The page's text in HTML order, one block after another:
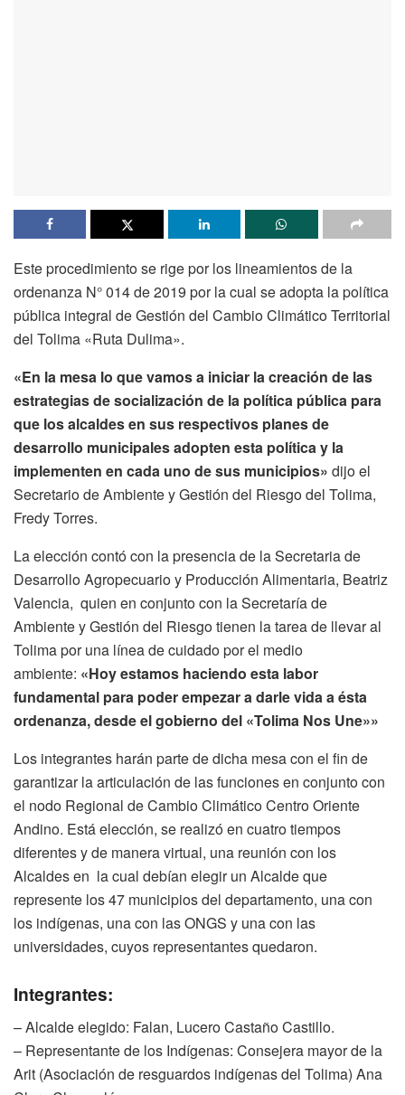
Este procedimiento se rige por los lineamientos de la
ordenanza N° 014 de 2019 por la cual se adopta la política
pública integral de Gestión del Cambio Climático Territorial
del Tolima «Ruta Dulima».
«En la mesa lo que vamos a iniciar la creación de las
estrategias de socialización de la política pública para
que los alcaldes en sus respectivos planes de
desarrollo municipales adopten esta política y la
implementen en cada uno de sus municipios» dijo el
Secretario de Ambiente y Gestión del Riesgo del Tolima,
Fredy Torres.
La elección contó con la presencia de la Secretaria de
Desarrollo Agropecuario y Producción Alimentaria, Beatriz
Valencia, quien en conjunto con la Secretaría de
Ambiente y Gestión del Riesgo tienen la tarea de llevar al
Tolima por una línea de cuidado por el medio
ambiente: «Hoy estamos haciendo esta labor
fundamental para poder empezar a darle vida a ésta
ordenanza, desde el gobierno del «Tolima Nos Une»»
Los integrantes harán parte de dicha mesa con el fin de
garantizar la articulación de las funciones en conjunto con
el nodo Regional de Cambio Climático Centro Oriente
Andino. Está elección, se realizó en cuatro tiempos
diferentes y de manera virtual, una reunión con los
Alcaldes en la cual debían elegir un Alcalde que
represente los 47 municipios del departamento, una con
los indígenas, una con las ONGS y una con las
universidades, cuyos representantes quedaron.
Integrantes:
– Alcalde elegido: Falan, Lucero Castaño Castillo.
– Representante de los Indígenas: Consejera mayor de la
Arit (Asociación de resguardos indígenas del Tolima) Ana